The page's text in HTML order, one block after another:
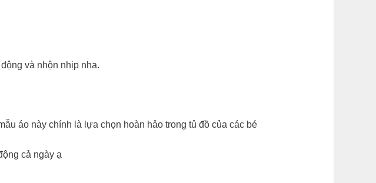
và nhộn nhịp nha.
áo này chính là lựa chọn hoàn hảo trong tủ đồ của các bé
cả ngày ạ